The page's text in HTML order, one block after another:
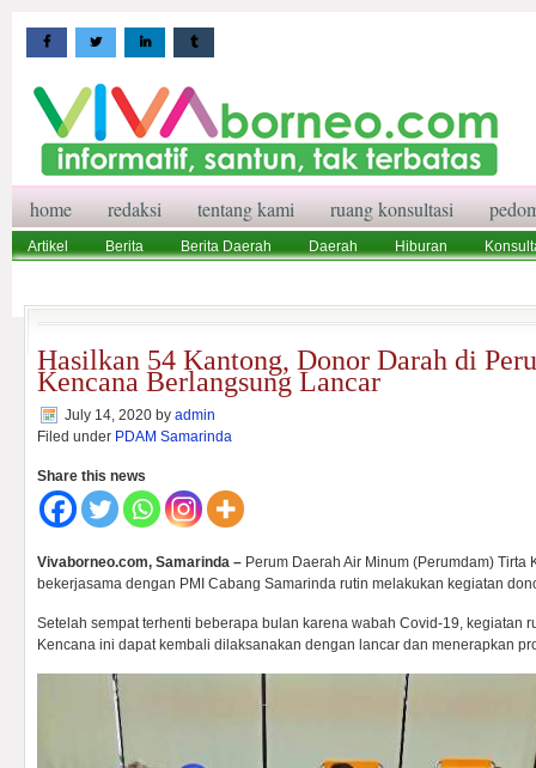
home redaksi tentang kami ruang konsultasi
Artikel Berita Berita Daerah Daerah Hiburan
Hasilkan 54 Kantong, Donor Darah di
Kencana Berlangsung Lancar
July 14, 2020 by admin
Filed under PDAM Samarinda
Share this news
Vivaborneo.com, Samarinda – Perum Daerah Air Minum (Perumdam) Tirta
bekerjasama dengan PMI Cabang Samarinda rutin melakukan kegiatan
Setelah sempat terhenti beberapa bulan karena wabah Covid-19, kegiatan
Kencana ini dapat kembali dilaksanakan dengan lancar dan menerapkan